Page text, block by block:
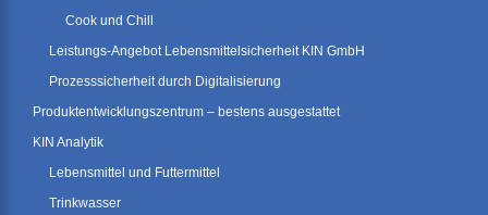
Cook und Chill
Leistungs-Angebot Lebensmittelsicherheit KIN GmbH
Prozesssicherheit durch Digitalisierung
Produktentwicklungszentrum – bestens ausgestattet
KIN Analytik
Lebensmittel und Futtermittel
Trinkwasser